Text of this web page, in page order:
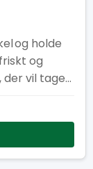
og holde
og
vil tage